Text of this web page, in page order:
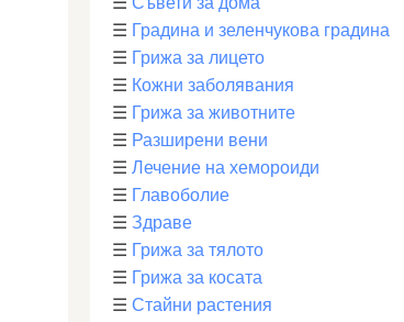
☰ Градина и зеленчукова градина
☰ Грижа за лицето
☰ Кожни заболявания
☰ Грижа за животните
☰ Разширени вени
☰ Лечение на хемороиди
☰ Главоболие
☰ Здраве
☰ Грижа за тялото
☰ Грижа за косата
☰ Стайни растения